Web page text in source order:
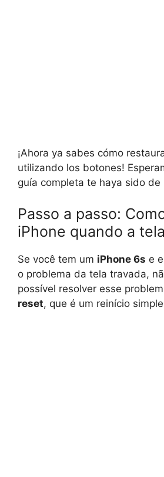
¡Ahora ya sabes cómo
utilizando los botones!
guía completa te haya sido de
Passo a passo:
iPhone quando a
Se você tem um iPhone 6s e
o problema da tela travada,
possível resolver esse
reset, que é um reinício